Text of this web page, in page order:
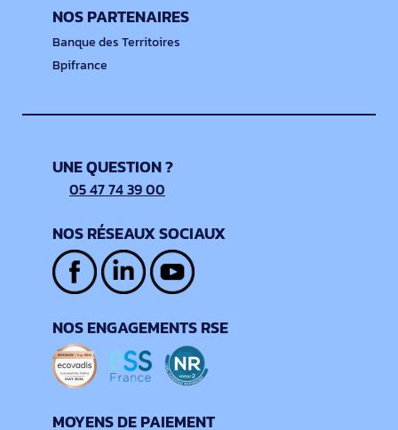
NOS PARTENAIRES
Banque des Territoires
Bpifrance
UNE QUESTION ?
05 47 74 39 00
NOS RÉSEAUX SOCIAUX
NOS ENGAGEMENTS RSE
MOYENS DE PAIEMENT